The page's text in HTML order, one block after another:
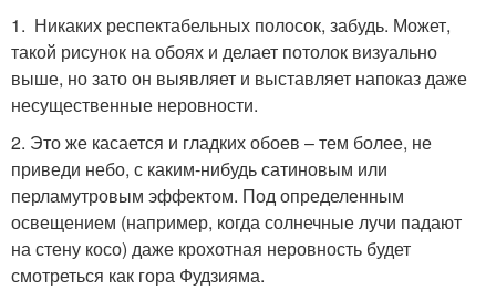
1. Никаких респектабельных полосок, забудь. Может,
такой рисунок на обоях и делает потолок визуально
выше, но зато он выявляет и выставляет напоказ даже
несущественные неровности.
2. Это же касается и гладких обоев – тем более, не
приведи небо, с каким-нибудь сатиновым или
перламутровым эффектом. Под определенным
освещением (например, когда солнечные лучи падают
на стену косо) даже крохотная неровность будет
смотреться как гора Фудзияма.